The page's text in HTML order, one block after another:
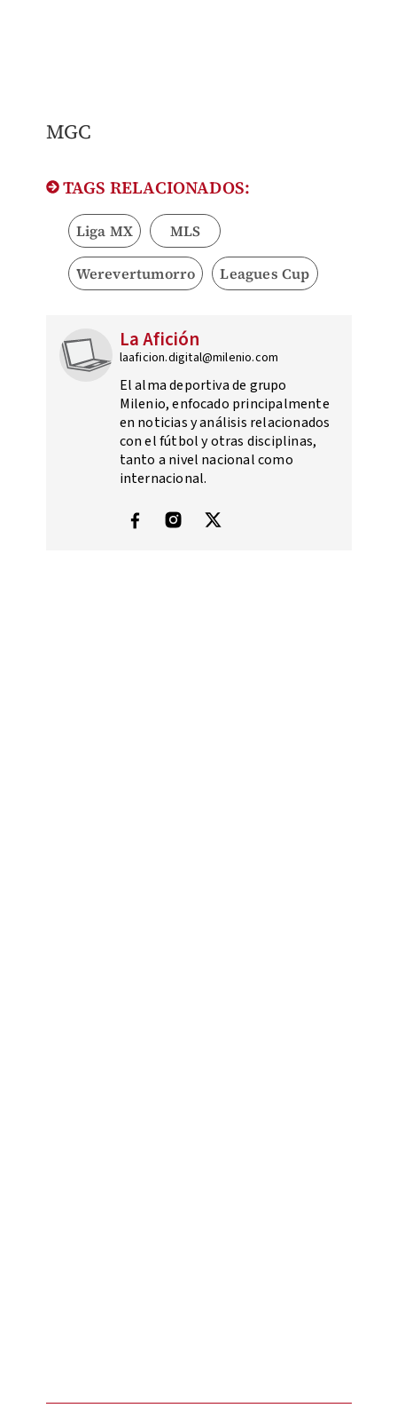
MGC
TAGS RELACIONADOS:
Liga MX MLS
Werevertumorro Leagues Cup
La Afición
laaficion.digital@milenio.com
El alma deportiva de grupo
Milenio, enfocado principalmente
en noticias y análisis relacionados
con el fútbol y otras disciplinas,
tanto a nivel nacional como
internacional.